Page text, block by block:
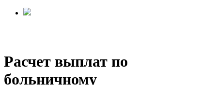
Расчет выплат по
больничному